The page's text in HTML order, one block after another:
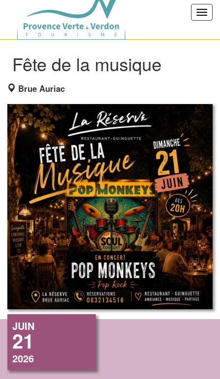
Fête de la musique
Brue Auriac
JUIN
21
2026